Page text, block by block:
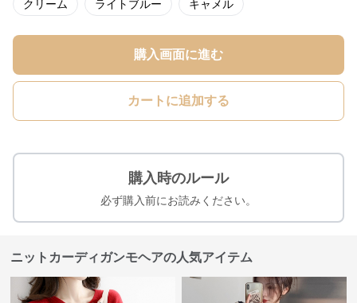
クリーム ライトブルー キャメル
購入画面に進む
カートに追加する
購入時のルール
必ず購入前にお読みください。
ニットカーディガンモヘアの人気アイテム